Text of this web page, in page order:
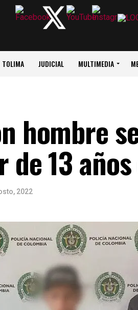
TOLIMA JUDICIAL MULTIMEDIA
hombre
de 13
2022